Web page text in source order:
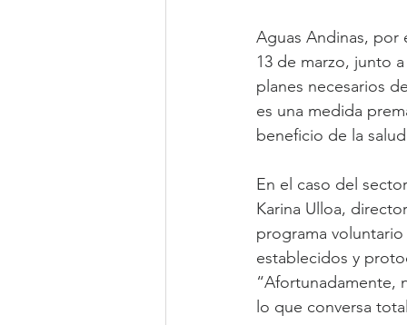
Aguas Andinas,
13 de marzo, junto
planes necesarios
es una medida
beneficio de la
En el caso del
Karina Ulloa,
programa
establecidos y
“Afortunadamente,
lo que conversa